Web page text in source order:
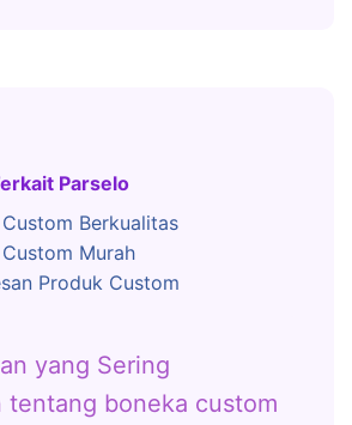
Parselo
Berkualitas
Murah
Produk Custom
yang Sering
tentang boneka custom